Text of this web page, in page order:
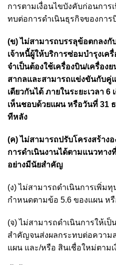
การตามเงื่อนไขบังคับก่อนการ
ทบต่อการดำเนินธุรกิจของกา
(ข) ไม่สามารถบรรลุข้อตกลงกั
เจ้าหนี้ผู้ให้บริการซ่อมบำรุงเค
จำเป็นต้องใช้เครื่องบิน/เครื่อง
สากลและสามารถแข่งขันกับคู่
เดียวกันได้ ภายในระยะเวลา
เห็นชอบด้วยแผน หรือวันที่ 31
ทีหลัง
(ค) ไม่สามารถปรับโครงสร้าง
การดำเนินงานได้ตามแนวทา
อย่างมีนัยสำคัญ
(ง) ไม่สามารถดำเนินการเพิ่ม
กำหนดตามข้อ 5.6 ของแผน หรื
(จ) ไม่สามารถดำเนินการให้เ
สำคัญจนส่งผลกระทบต่อความ
แผน และ/หรือ สินเชื่อใหม่ตาม